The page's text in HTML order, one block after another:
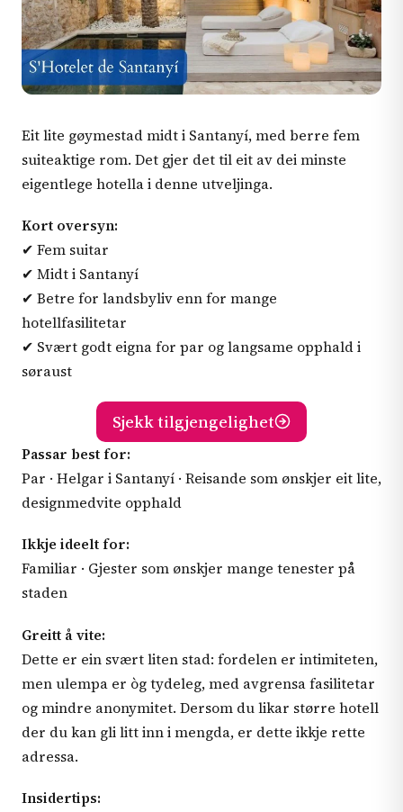
Eit lite gøymestad midt i Santanyí, med berre fem
suiteaktige rom. Det gjer det til eit av dei minste
eigentlege hotella i denne utveljinga.
Kort oversyn:
✔ Fem suitar
✔ Midt i Santanyí
✔ Betre for landsbyliv enn for mange
hotellfasilitetar
✔ Svært godt eigna for par og langsame opphald i
søraust
Sjekk tilgjengelighet
Passar best for:
Par · Helgar i Santanyí · Reisande som ønskjer eit lite,
designmedvite opphald
Ikkje ideelt for:
Familiar · Gjester som ønskjer mange tenester på
staden
Greitt å vite:
Dette er ein svært liten stad: fordelen er intimiteten,
men ulempa er òg tydeleg, med avgrensa fasilitetar
og mindre anonymitet. Dersom du likar større hotell
der du kan gli litt inn i mengda, er dette ikkje rette
adressa.
Insidertips: